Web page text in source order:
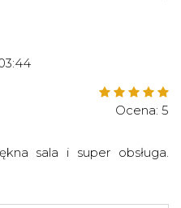
Ocena: 5
sala i super obsługa.